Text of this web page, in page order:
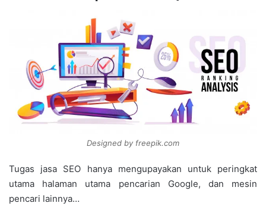
Designed by freepik.com
Tugas jasa SEO hanya mengupayakan untuk peringkat
utama halaman utama pencarian Google, dan mesin
pencari lainnya…